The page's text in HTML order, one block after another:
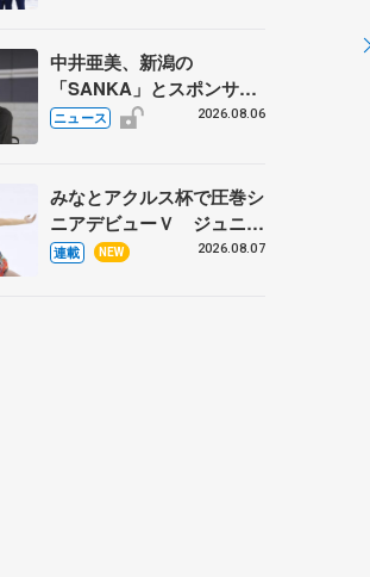
園子らコーチも
中井亜美、新潟の
「SANKA」とスポンサー
契約 「全力で応援」とコ
ニュース 2026.08.06
みなとアクルス杯で圧巻シ
ニアデビューＶ ジュニア
で４シーズン無敗の島田麻
連載 NEW 2026.08.07